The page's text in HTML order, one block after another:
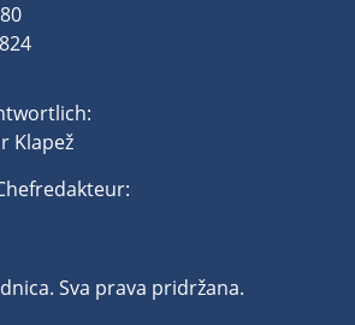
Klapež
Sva prava pridržana.